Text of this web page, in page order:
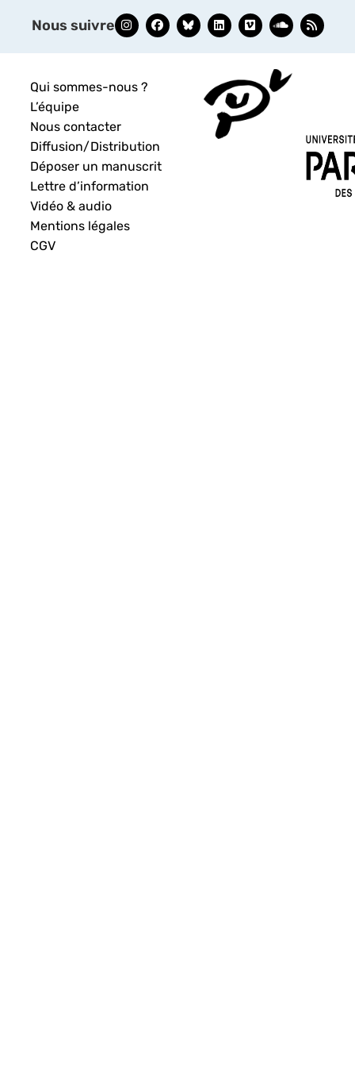
Nous suivre
Qui sommes-nous ?
L’équipe
Nous contacter
Diffusion/Distribution
Déposer un manuscrit
Lettre d’information
Vidéo & audio
Mentions légales
CGV